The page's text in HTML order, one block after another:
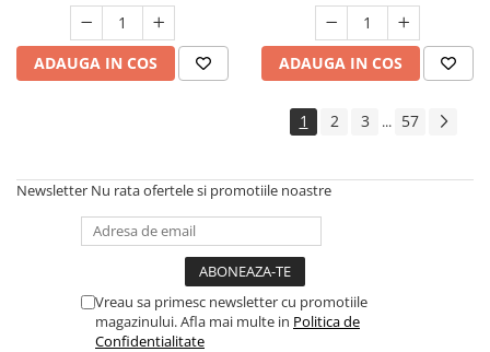
ADAUGA IN COS ADAUGA IN COS
1 2 3 ... 57
Newsletter Nu rata ofertele si promotiile noastre
Vreau sa primesc newsletter cu promotiile
magazinului. Afla mai multe in Politica de
Confidentialitate